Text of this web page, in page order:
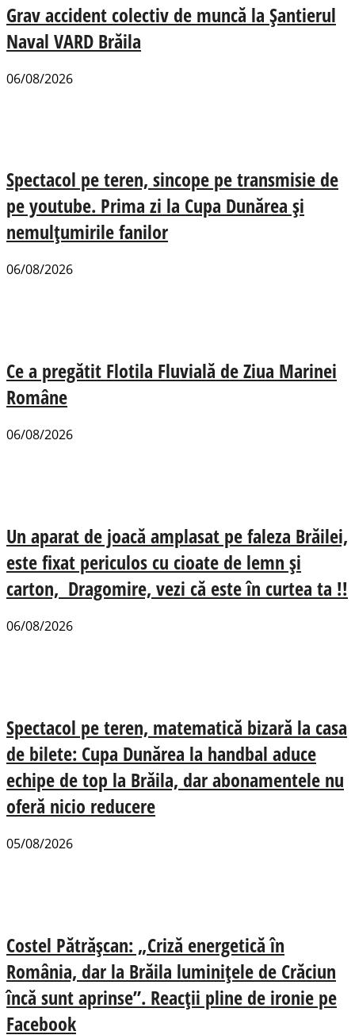
Grav accident colectiv de muncă la Șantierul
Naval VARD Brăila
06/08/2026
Spectacol pe teren, sincope pe transmisie de
pe youtube. Prima zi la Cupa Dunărea și
nemulțumirile fanilor
06/08/2026
Ce a pregătit Flotila Fluvială de Ziua Marinei
Române
06/08/2026
Un aparat de joacă amplasat pe faleza Brăilei,
este fixat periculos cu cioate de lemn și
carton, Dragomire, vezi că este în curtea ta !!
06/08/2026
Spectacol pe teren, matematică bizară la casa
de bilete: Cupa Dunărea la handbal aduce
echipe de top la Brăila, dar abonamentele nu
oferă nicio reducere
05/08/2026
Costel Pătrășcan: „Criză energetică în
România, dar la Brăila luminițele de Crăciun
încă sunt aprinse”. Reacții pline de ironie pe
Facebook